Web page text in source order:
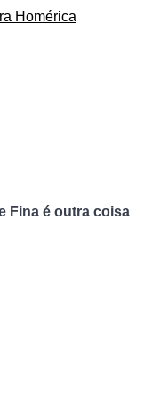
Homérica
Fina é outra coisa